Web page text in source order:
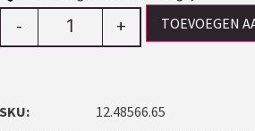
- + TOEVOEGEN
SKU:
12.48566.65